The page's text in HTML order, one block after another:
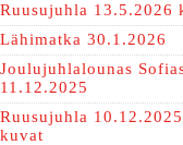
Ruusujuhla 13.5.2026
Lähimatka 30.1.2026
Joulujuhlalounas
11.12.2025
Ruusujuhla 10.12.2025
kuvat